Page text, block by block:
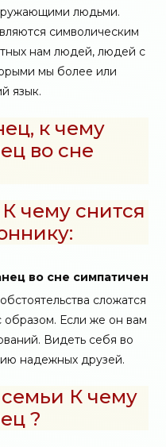
людьми.
символическим
нам людей, людей с
мы более или
язык.
к чему
во сне
чему снится
во сне симпатичен
сложатся
образом. Если же он вам
Видеть себя во
надежных друзей.
К чему
?